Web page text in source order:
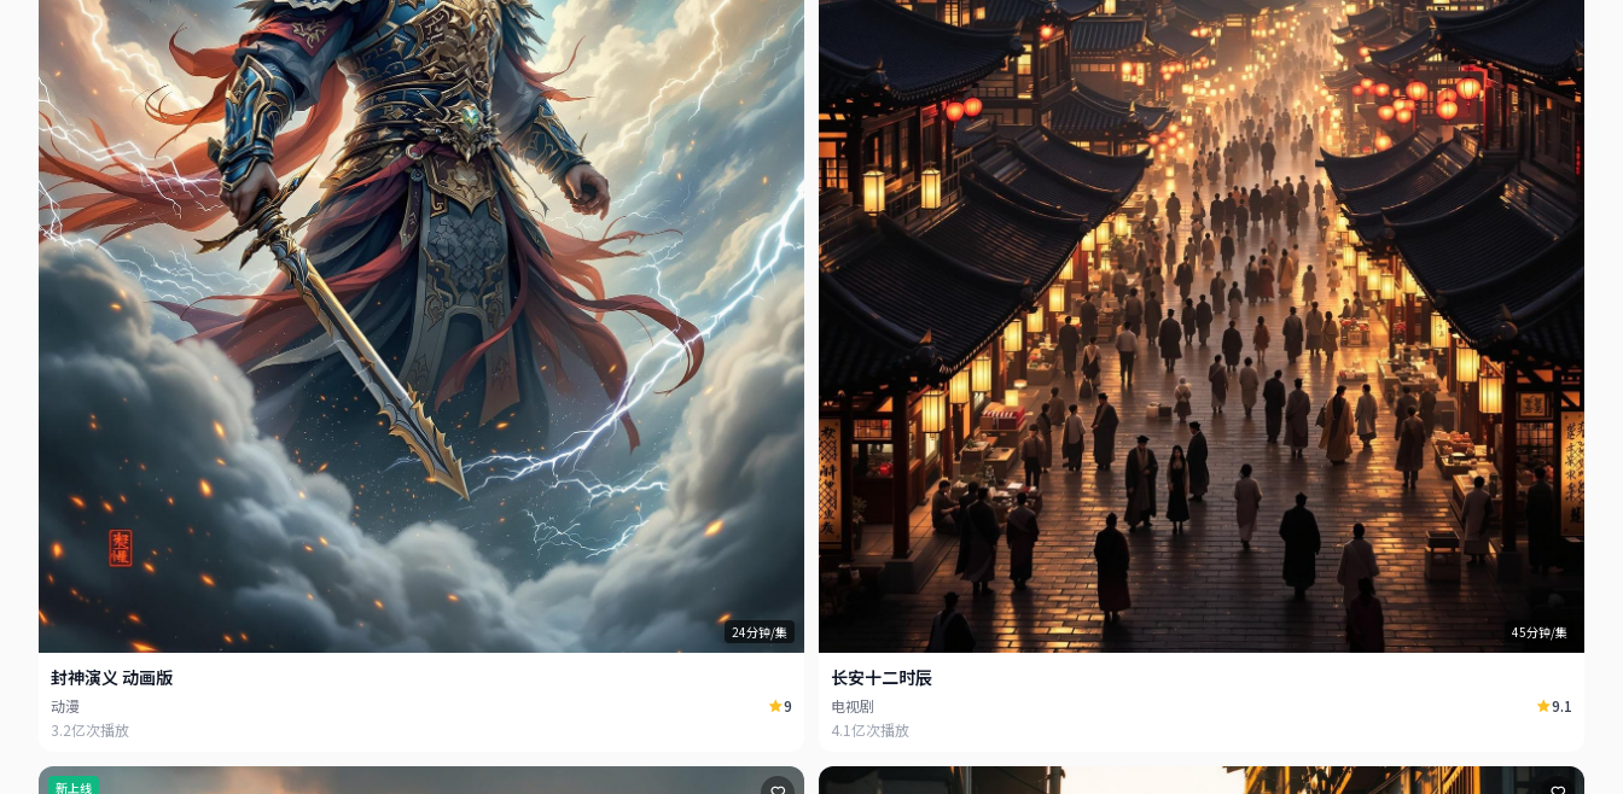
24分钟/集
封神演义 动画版
动漫
9
3.2亿次播放
45分钟/集
长安十二时辰
电视剧
9.1
4.1亿次播放
新上线